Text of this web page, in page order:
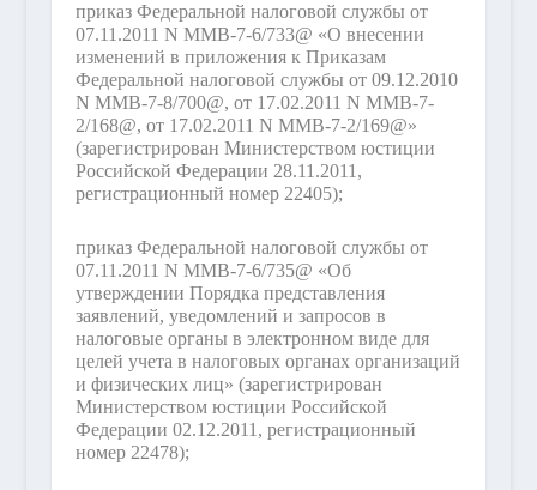
приказ Федеральной налоговой службы от
07.11.2011 N ММВ-7-6/733@ «О внесении
изменений в приложения к Приказам
Федеральной налоговой службы от 09.12.2010
N ММВ-7-8/700@, от 17.02.2011 N ММВ-7-
2/168@, от 17.02.2011 N ММВ-7-2/169@»
(зарегистрирован Министерством юстиции
Российской Федерации 28.11.2011,
регистрационный номер 22405);
приказ Федеральной налоговой службы от
07.11.2011 N ММВ-7-6/735@ «Об
утверждении Порядка представления
заявлений, уведомлений и запросов в
налоговые органы в электронном виде для
целей учета в налоговых органах организаций
и физических лиц» (зарегистрирован
Министерством юстиции Российской
Федерации 02.12.2011, регистрационный
номер 22478);